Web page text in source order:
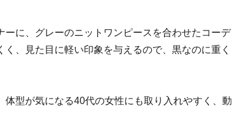
に、グレーのニットワンピースを合わせたコーデ
、見た目に軽い印象を与えるので、黒なのに重く
型が気になる40代の女性にも取り入れやすく、動